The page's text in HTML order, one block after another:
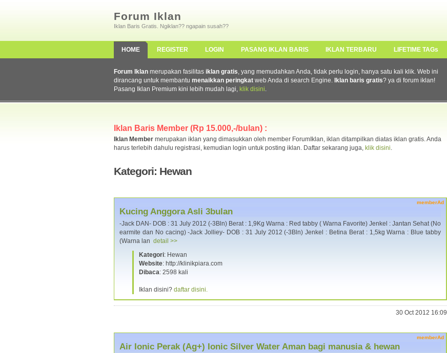
Forum Iklan
Iklan Baris Gratis. Ngiklan?? ngapain susah??
HOME REGISTER LOGIN PASANG IKLAN BARIS IKLAN TERBARU LIFETIME TAGs
Forum Iklan merupakan fasilitas iklan gratis, yang memudahkan Anda, tidak perlu login, hanya satu kali klik. Web ini
dirancang untuk membantu menaikkan peringkat web Anda di search Engine. Iklan baris gratis? ya di forum iklan!
Pasang Iklan Premium kini lebih mudah lagi, klik disini.
Iklan Baris Member (Rp 15.000,-/bulan) :
Iklan Member merupakan iklan yang dimasukkan oleh member ForumIklan, iklan ditampilkan diatas iklan gratis. Anda
harus terlebih dahulu registrasi, kemudian login untuk posting iklan. Daftar sekarang juga, klik disini.
Kategori: Hewan
memberAd
Kucing Anggora Asli 3bulan
-Jack DAN- DOB : 31 July 2012 (-3Bln) Berat : 1,9Kg Warna : Red tabby ( Warna Favorite) Jenkel : Jantan Sehat (No
earmite dan No cacing) -Jack Jolliey- DOB : 31 July 2012 (-3Bln) Jenkel : Betina Berat : 1,5kg Warna : Blue tabby
(Warna lan detail >>
Kategori: Hewan
Website: http://klinikpiara.com
Dibaca: 2598 kali
Iklan disini? daftar disini.
30 Oct 2012 16:09
memberAd
Air Ionic Perak (Ag+) Ionic Silver Water Aman bagi manusia & hewan